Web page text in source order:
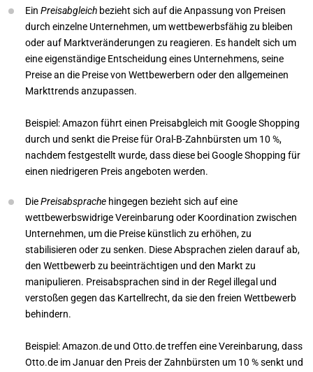
Ein Preisabgleich bezieht sich auf die Anpassung von Preisen
durch einzelne Unternehmen, um wettbewerbsfähig zu bleiben
oder auf Marktveränderungen zu reagieren. Es handelt sich um
eine eigenständige Entscheidung eines Unternehmens, seine
Preise an die Preise von Wettbewerbern oder den allgemeinen
Markttrends anzupassen.
Beispiel: Amazon führt einen Preisabgleich mit Google Shopping
durch und senkt die Preise für Oral-B-Zahnbürsten um 10 %,
nachdem festgestellt wurde, dass diese bei Google Shopping für
einen niedrigeren Preis angeboten werden.
DiePreisabsprache hingegen bezieht sich auf eine
wettbewerbswidrige Vereinbarung oder Koordination zwischen
Unternehmen, um die Preise künstlich zu erhöhen, zu
stabilisieren oder zu senken. Diese Absprachen zielen darauf ab,
den Wettbewerb zu beeinträchtigen und den Markt zu
manipulieren. Preisabsprachen sind in der Regel illegal und
verstoßen gegen das Kartellrecht, da sie den freien Wettbewerb
behindern.
Beispiel: Amazon.de und Otto.de treffen eine Vereinbarung, dass
Otto.de im Januar den Preis der Zahnbürsten um 10 % senkt und